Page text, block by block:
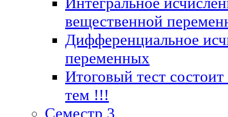
вещественной
Дифференциальное
переменных
Итоговый тест
тем !!!
Семестр 3